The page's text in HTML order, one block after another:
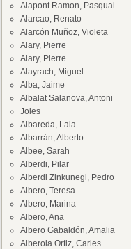
Alapont Ramon, Pasqual
Alarcao, Renato
Alarcón Muñoz, Violeta
Alary, Pierre
Alary, Pierre
Alayrach, Miguel
Alba, Jaime
Albalat Salanova, Antoni
Joles
Albareda, Laia
Albarrán, Alberto
Albee, Sarah
Alberdi, Pilar
Alberdi Zinkunegi, Pedro
Albero, Teresa
Albero, Marina
Albero, Ana
Albero Gabaldón, Amalia
Alberola Ortiz, Carles